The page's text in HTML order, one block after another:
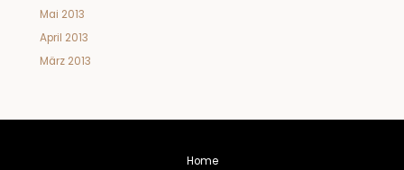
Mai 2013
April 2013
März 2013
Home